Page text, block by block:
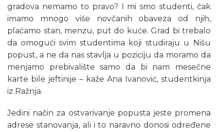
gradova nemamo to pravo? I mi smo studenti, čak
imamo mnogo više novčanih obaveza od njih,
plaćamo stan, menzu, put do kuće. Grad bi trebalo
da omogući svim studentima koji studiraju u Nišu
popust, a ne da nas stavlja u poziciju da moramo da
menjamo prebivalište samo da bi nam mesečne
karte bile jeftinije – kaže Ana Ivanović, studentkinja
iz Ražnja.
Jedini način za ostvarivanje popusta jeste promena
adrese stanovanja, ali i to naravno donosi određene